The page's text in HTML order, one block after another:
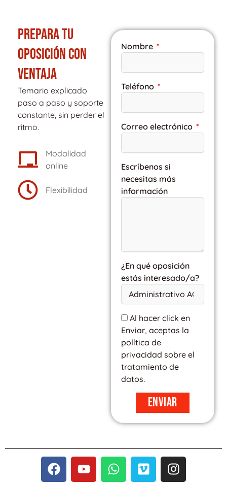
PREPARA TU
OPOSICIÓN CON
VENTAJA
Temario explicado
paso a paso y soporte
constante, sin perder el
ritmo.
Modalidad
online
Flexibilidad
Nombre
Teléfono
Correo electrónico
Escríbenos si
necesitas más
información
¿En qué oposición
estás interesado/a?
Al hacer click en
Enviar, aceptas la
política de
privacidad sobre el
tratamiento de
datos.
Enviar
F
a
Y
o
W
h
V
i
I
n